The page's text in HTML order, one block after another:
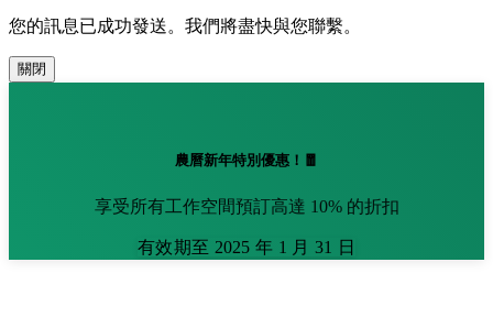
您的訊息已成功發送。我們將盡快與您聯繫。
關閉
農曆新年特別優惠！🧧
享受所有工作空間預訂高達 10% 的折扣
有效期至 2025 年 1 月 31 日